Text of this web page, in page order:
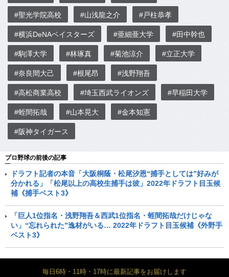
#聖光学院高校 #山浅龍之介 #戸柱恭孝
#横浜DeNAベイスターズ #亜細亜大学 #田中幹也
#駒澤大学 #林琢真 #菊池涼介 #立正大学
#奈良間大己 #根尾昂 #浅野翔吾
#高松商業高校 #埼玉西武ライオンズ #早稲田大学
#蛭間拓哉 #山本晃大 #金本知憲
#阪神タイガース
プロ野球の前後の記事
ドラフト記者の本音「大阪桐蔭・松尾汐恩“捕手としては”好みが
分かれる」「松尾以上の高校生捕手は彼」2022年ドラフト目玉候
補《捕手ベスト3》
「巨人1位指名・浅野翔吾＆西武1位指名・蛭間拓哉だけじゃな
い」“忘れられた”逸材がいる… 2022年ドラフト目玉候補《外野手
ベスト3》
毎日6時・11時・17時に最新記事をお届けします